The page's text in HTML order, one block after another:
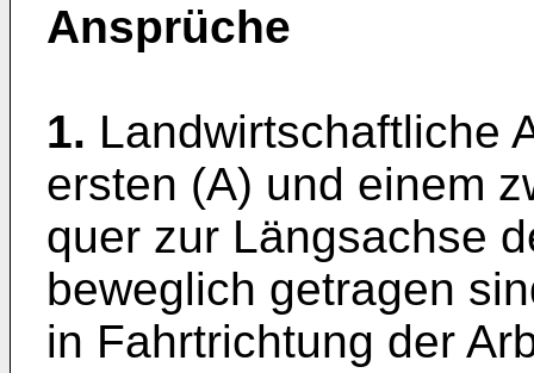
Ansprüche
1. Landwirtschaftliche
ersten (A) und einem
quer zur Längsachse
beweglich getragen
in Fahrtrichtung der